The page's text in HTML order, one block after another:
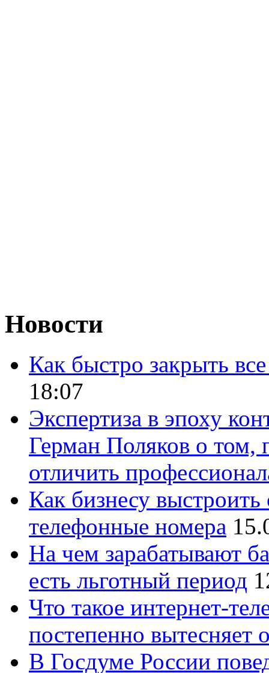
Новости
Как быстро закрыть
18:07
Экспертиза в эпоху
Герман Поляков о том,
отличить
Как бизнесу
телефонные номера
На чем зарабатывают
есть льготный период
Что такое интернет-
постепенно вытесняет
В Госдуме России